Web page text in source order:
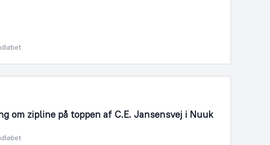
om zipline på toppen af C.E. Jansensvej i Nuuk